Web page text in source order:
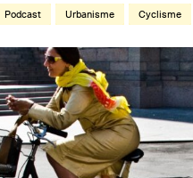
Podcast Urbanisme Cyclisme